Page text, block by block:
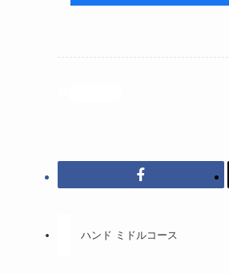
ハンド ミドルコース